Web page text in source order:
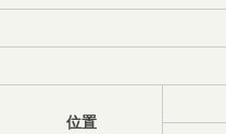
位置